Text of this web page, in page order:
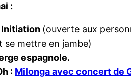
:
Initiation (ouverte aux
se mettre en jambe)
espagnole.
: Milonga avec concert de